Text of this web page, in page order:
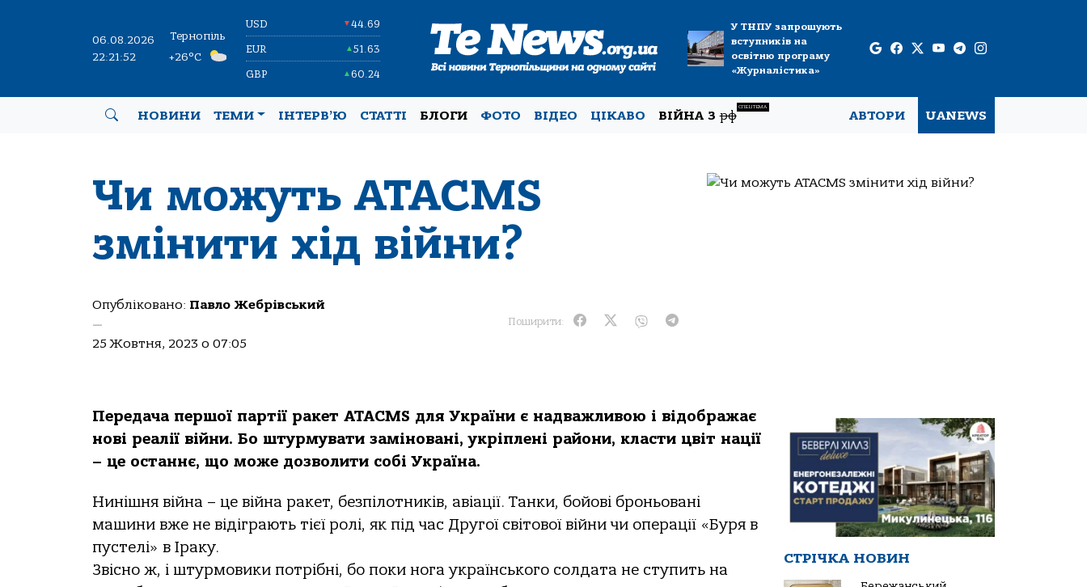
06.08.2026
22:21:53
Тернопіль
+26°C
USD ▼44.69
EUR ▲51.63
GBP ▲60.24
У ТНПУ запрошують
вступників на
освітню програму
«Журналістика»
НОВИНИ ТЕМИ ІНТЕРВ’Ю СТАТТІ БЛОГИ ФОТО ВІДЕО ЦІКАВО ВІЙНА Зрф
СПЕЦТЕМА
АВТОРИ UANEWS
Чи можуть ATACMS
змінити хід війни?
Опубліковано: Павло Жебрівський
—
25 Жовтня, 2023 о 07:05
Поширити:
Передача першої партії ракет ATACMS для України є надважливою і відображає
нові реалії війни. Бо штурмувати заміновані, укріплені райони, класти цвіт нації
– це останнє, що може дозволити собі Україна.
Нинішня війна – це війна ракет, безпілотників, авіації. Танки, бойові броньовані
машини вже не відіграють тієї ролі, як під час Другої світової війни чи операції «Буря в
пустелі» в Іраку.
Звісно ж, і штурмовики потрібні, бо поки нога українського солдата не ступить на
СТРІЧКА НОВИН